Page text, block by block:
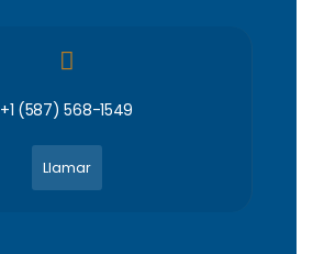
+1 (587) 568-1549
Llamar